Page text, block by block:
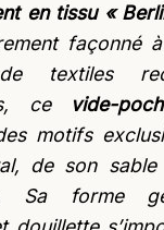
en tissu «
façonné
textiles
ce
vide-
motifs
de son
Sa forme